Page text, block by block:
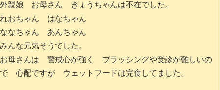
外親娘 お母さん きょうちゃんは不在でした。
れおちゃん はなちゃん
ななちゃん あんちゃん
みんな元気そうでした。
お母さんは 警戒心が強く ブラッシングや受診が難しいの
で 心配ですが ウェットフードは完食してました。